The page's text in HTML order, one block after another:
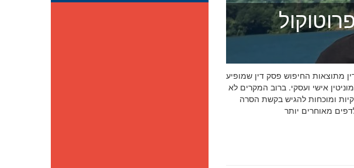
דוחקים פסק דין מתוצאות החיפוש פסק דין שמופיע
אישי ועסקי. ברוב המקרים לא
ומוכחות להגיש בקשת הסרה